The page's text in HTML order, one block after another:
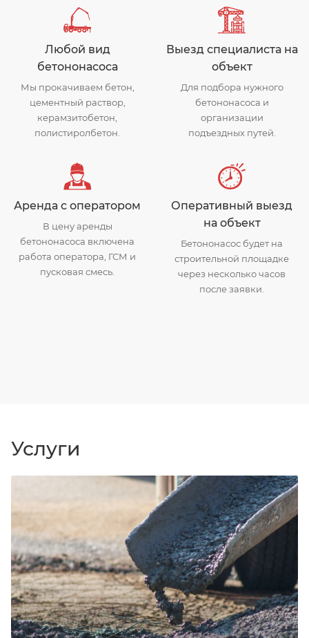
Любой вид
бетононасоса
Мы прокачиваем бетон,
цементный раствор,
керамзитобетон,
полистиролбетон.
Выезд специалиста на
объект
Для подбора нужного
бетононасоса и
организации
подъездных путей.
Аренда с оператором
В цену аренды
бетононасоса включена
работа оператора, ГСМ и
пусковая смесь.
Оперативный выезд
на объект
Бетононасос будет на
строительной площадке
через несколько часов
после заявки.
Услуги